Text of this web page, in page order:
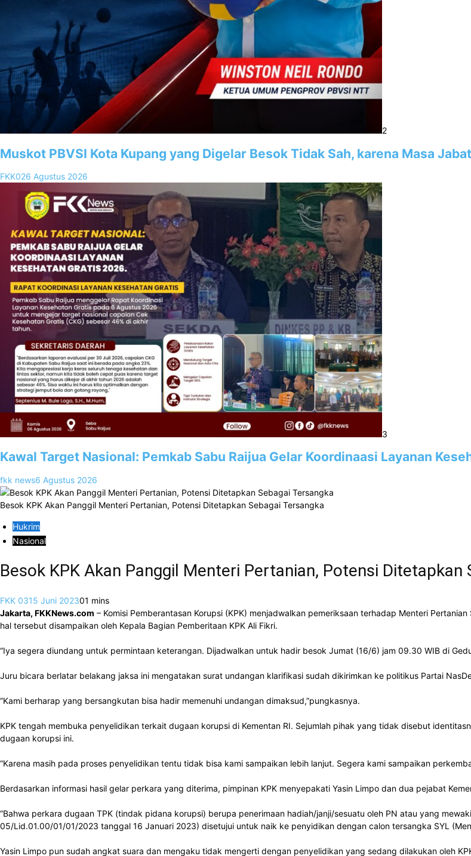
2
Muskot PBVSI Kota Kupang yang Digelar Besok Tidak Sah, karena Masa
FKK026 Agustus 2026
3
Kawal Target Nasional: Pemkab Sabu Raijua Gelar Koordinaasi Layanan
fkk news6 Agustus 2026
Besok KPK Akan Panggil Menteri Pertanian, Potensi Ditetapkan Sebagai Tersangka
Hukrim
Nasional
Besok KPK Akan Panggil Menteri Pertanian, Potensi Ditetapkan
FKK 0315 Juni 202301 mins
Jakarta, FKKNews.com – Komisi Pemberantasan Korupsi (KPK) menjadwalkan pemeriksaan terhadap Menteri
hal tersebut disampaikan oleh Kepala Bagian Pemberitaan KPK Ali Fikri.
“Iya segera diundang untuk permintaan keterangan. Dijadwalkan untuk hadir besok Jumat (16/6) jam 09.30 WIB di
Juru bicara berlatar belakang jaksa ini mengatakan surat undangan klarifikasi sudah dikirimkan ke politikus Partai
“Kami berharap yang bersangkutan bisa hadir memenuhi undangan dimaksud,”pungkasnya.
KPK tengah membuka penyelidikan terkait dugaan korupsi di Kementan RI. Sejumlah pihak yang tidak disebut
dugaan korupsi ini.
“Karena masih pada proses penyelidikan tentu tidak bisa kami sampaikan lebih lanjut. Segera kami sampaikan
Berdasarkan informasi hasil gelar perkara yang diterima, pimpinan KPK menyepakati Yasin Limpo dan dua pejabat
“Bahwa perkara dugaan TPK (tindak pidana korupsi) berupa penerimaan hadiah/janji/sesuatu oleh PN atau yang
05/Lid.01.00/01/01/2023 tanggal 16 Januari 2023) disetujui untuk naik ke penyidikan dengan calon tersangka SYL
Yasin Limpo pun sudah angkat suara dan mengaku tidak mengerti dengan penyelidikan yang sedang dilakukan oleh